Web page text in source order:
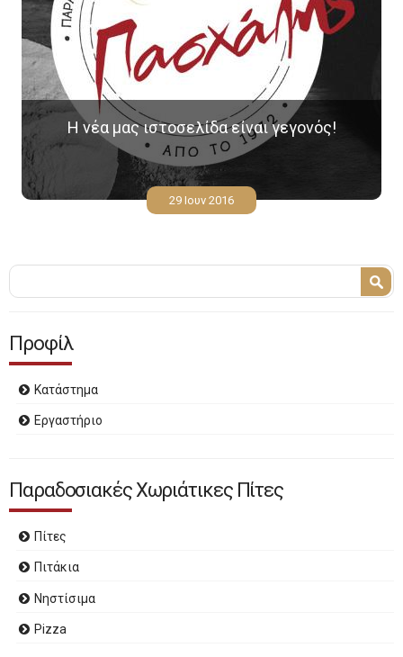
Η νέα μας ιστοσελίδα είναι γεγονός!
29 Ιουν 2016
Φόρμα αναζήτησης
Αναζήτηση
Προφίλ
Κατάστημα
Εργαστήριο
Παραδοσιακές Χωριάτικες Πίτες
Πίτες
Πιτάκια
Νηστίσιμα
Pizza